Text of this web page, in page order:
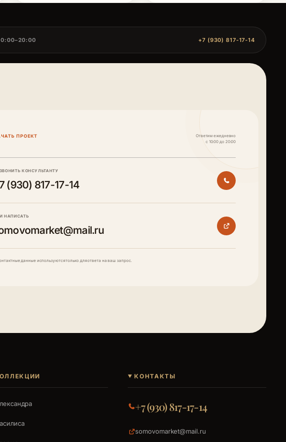
+7 (930) 817-17-14
ПРОЕКТ
Ответим ежедневно
с 10:00 до 20:00
КОНСУЛЬТАНТУ
(930) 817-17-14
НАПИСАТЬ
данные используются только для ответа на ваш запрос.
КОНТАКТЫ
+7 (930) 817-17-14
somovomarket@mail.ru